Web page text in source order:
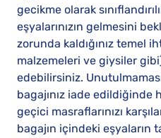
gecikme olarak
eşyalarınızın gelmesini
zorunda kaldığınız temel
malzemeleri ve giysiler
edebilirsiniz.
bagajınız iade
geçici masraflarınızı
bagajın içindeki eşyaların